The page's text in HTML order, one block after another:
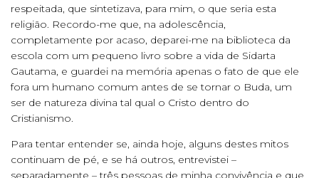
respeitada, que sintetizava, para mim, o que seria esta
religião. Recordo-me que, na adolescência,
completamente por acaso, deparei-me na biblioteca da
escola com um pequeno livro sobre a vida de Sidarta
Gautama, e guardei na memória apenas o fato de que ele
fora um humano comum antes de se tornar o Buda, um
ser de natureza divina tal qual o Cristo dentro do
Cristianismo.
Para tentar entender se, ainda hoje, alguns destes mitos
continuam de pé, e se há outros, entrevistei –
separadamente – três pessoas de minha convivência e que